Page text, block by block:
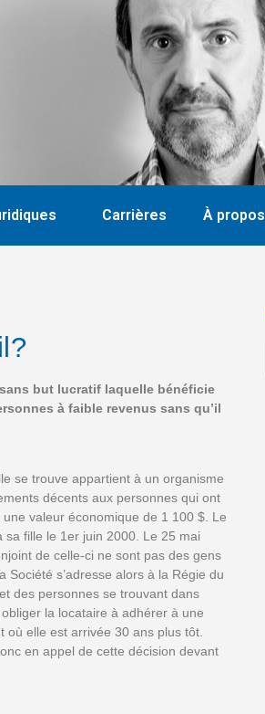
Carrières À propos
but lucratif laquelle bénéficie
à faible revenus sans qu’il
se trouve appartient à un organisme
décents aux personnes qui ont
valeur économique de 1 100 $. Le
sa fille le 1er juin 2000. Le 25 mai
de celle-ci ne sont pas des gens
s’adresse alors à la Régie du
des personnes se trouvant dans
la locataire à adhérer à une
où elle est arrivée 30 ans plus tôt.
en appel de cette décision devant